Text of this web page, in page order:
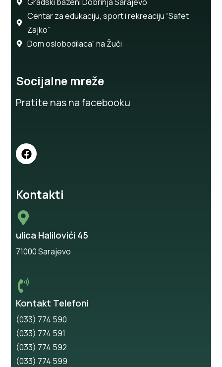
Centar za edukaciju, sport i rekreaciju “Safet
Zajko”
Dom oslobodilaca“ na Žuči
Socijalne mreže
Pratite nas na facebooku
Kontakti
ulica Halilovići 45
71000 Sarajevo
Kontakt Telefoni
(033) 774 590
(033) 774 591
(033) 774 592
(033) 774 599